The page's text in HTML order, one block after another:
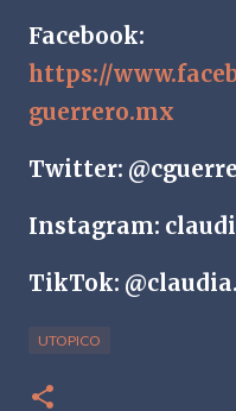
Facebook:
https://
guerrero.mx
Twitter:
Instagram:
TikTok:
UTOPICO